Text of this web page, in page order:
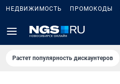
НЕДВИЖИМОСТЬ ПРОМОКОДЫ
Растет популярность дискаунтеров